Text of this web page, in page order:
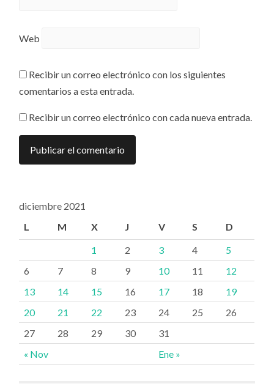
Web
Recibir un correo electrónico con los siguientes
comentarios a esta entrada.
Recibir un correo electrónico con cada nueva entrada.
diciembre 2021
L
M X J V S D
« Nov Ene »
1 2 3 4
5
6
7 8 9 10 11
12
13
14 15 16 17 18
19
20
21 22 23 24 25
26
27
28 29 30 31